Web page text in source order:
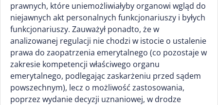
prawnych, które uniemożliwiałyby organowi wgląd do
niejawnych akt personalnych funkcjonariuszy i byłych
funkcjonariuszy. Zauważył ponadto, że w
analizowanej regulacji nie chodzi w istocie o ustalenie
prawa do zaopatrzenia emerytalnego (co pozostaje w
zakresie kompetencji właściwego organu
emerytalnego, podlegając zaskarżeniu przed sądem
powszechnym), lecz o możliwość zastosowania,
poprzez wydanie decyzji uznaniowej, w drodze